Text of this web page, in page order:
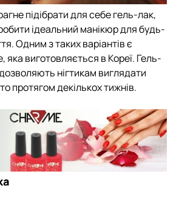
підібрати для себе гель-лак,
ідеальний манікюр для будь-
Одним з таких варіантів є
яка виготовляється в Кореї. Гель-
нігтикам виглядати
протягом декількох тижнів.